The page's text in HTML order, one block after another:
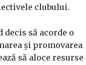
clubului.
să acorde o
și promovarea
să aloce resurse